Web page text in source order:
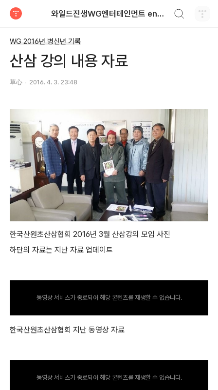
와일드진생WG엔터테인먼트 entertainment
WG 2016년 병신년 기록
산삼 강의 내용 자료
草心 2016. 4. 3. 23:48
한국산원초산삼협회 2016년 3월 산삼강의 모임 사진
하단의 자료는 지난 자료 업데이트
동영상 서비스가 종료되어 해당 콘텐츠를 재생할 수 없습니다.
한국산원초산삼협회 지난 동영상 자료
동영상 서비스가 종료되어 해당 콘텐츠를 재생할 수 없습니다.